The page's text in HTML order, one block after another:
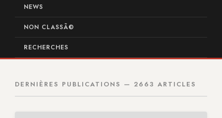
NEWS
NON CLASSÃ©
RECHERCHES
DERNIÈRES PUBLICATIONS — 2663 ARTICLES